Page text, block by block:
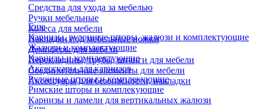
Средства для ухода за мебелью
Ручки мебельные
Колеса для мебели
Накладки под мебельные ножки
Демпферы для мебели
Перекладины, трубы, штанги для мебели
Соединительные элементы для мебели
Аксессуары для безопасности, накладки
Еще
Карнизы, рулонные шторы, жалюзи и комплектующие
Жалюзи и комплектующие
Карнизы и комплектующие
Аксессуары для карнизов
Рулонные шторы и комплекующие
Римские шторы и комплекующие
Карнизы и ламели для вертикальных жалюзи